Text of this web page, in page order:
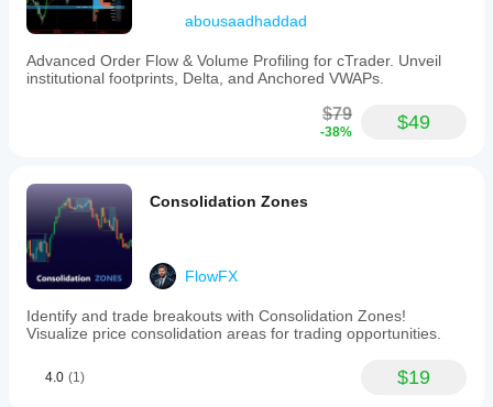
abousaadhaddad
Advanced Order Flow & Volume Profiling for cTrader. Unveil
institutional footprints, Delta, and Anchored VWAPs.
$79
-38% $49
Consolidation Zones
FlowFX
Identify and trade breakouts with Consolidation Zones!
Visualize price consolidation areas for trading opportunities.
4.0 (1) $19